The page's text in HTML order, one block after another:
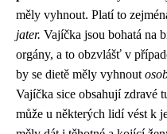
měly vyhnout. Platí to
jater. Vajíčka jsou bohatá na
orgány, a to obzvlášť v
by se dietě měly vyhnout
Vajíčka sice obsahují zdravé
může u některých lidí vést k